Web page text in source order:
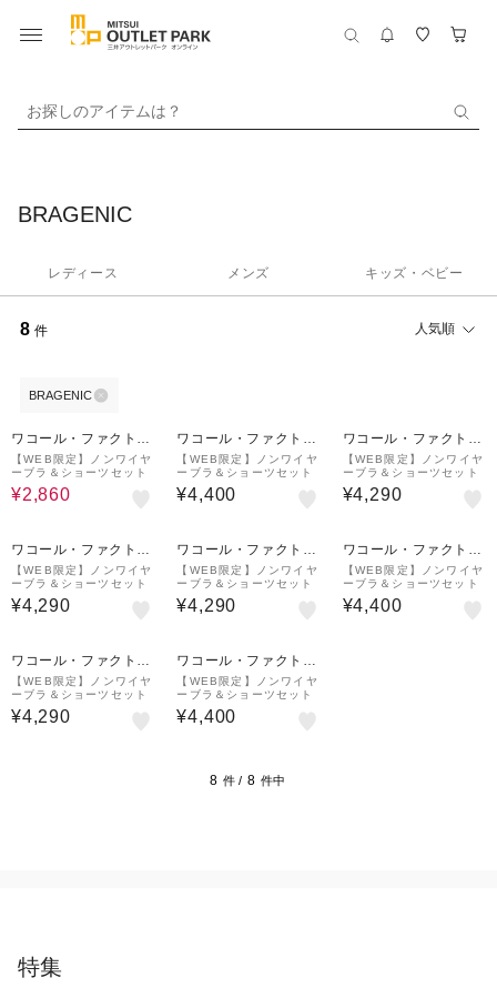
お探しのアイテムは？
BRAGENIC
レディース メンズ キッズ・ベビー
8 件 人気順
BRAGENIC
ワコール・ファクトリ
ーストア
【WEB限定】ノンワイヤ
ーブラ＆ショーツセット
¥2,860
ワコール・ファクトリ
ーストア
【WEB限定】ノンワイヤ
ーブラ＆ショーツセット
¥4,400
ワコール・ファクトリ
ーストア
【WEB限定】ノンワイヤ
ーブラ＆ショーツセット
¥4,290
ワコール・ファクトリ
ーストア
【WEB限定】ノンワイヤ
ーブラ＆ショーツセット
¥4,290
ワコール・ファクトリ
ーストア
【WEB限定】ノンワイヤ
ーブラ＆ショーツセット
¥4,290
ワコール・ファクトリ
ーストア
【WEB限定】ノンワイヤ
ーブラ＆ショーツセット
¥4,400
ワコール・ファクトリ
ーストア
【WEB限定】ノンワイヤ
ーブラ＆ショーツセット
¥4,290
ワコール・ファクトリ
ーストア
【WEB限定】ノンワイヤ
ーブラ＆ショーツセット
¥4,400
8 件 / 8 件中
特集